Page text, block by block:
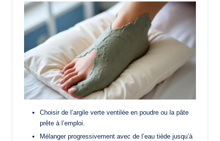
Choisir de l’argile verte ventilée en poudre ou la pâte
prête à l’emploi.
Mélanger progressivement avec de l’eau tiède jusqu’à